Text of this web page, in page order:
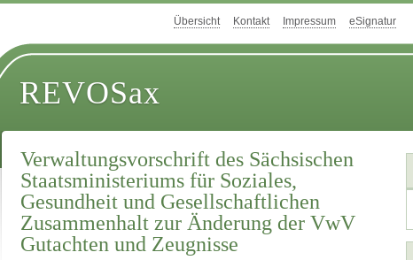
Übersicht Kontakt Impressum eSignatur
REVOSax
Verwaltungsvorschrift des Sächsischen
Staatsministeriums für Soziales,
Gesundheit und Gesellschaftlichen
Zusammenhalt zur Änderung der VwV
Gutachten und Zeugnisse